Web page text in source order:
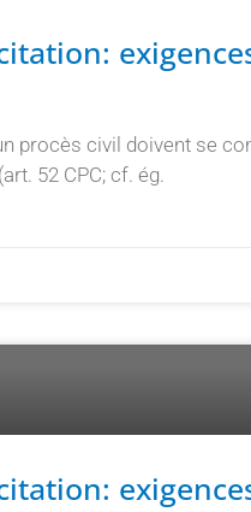
procès civil doivent se
52 CPC; cf. ég.